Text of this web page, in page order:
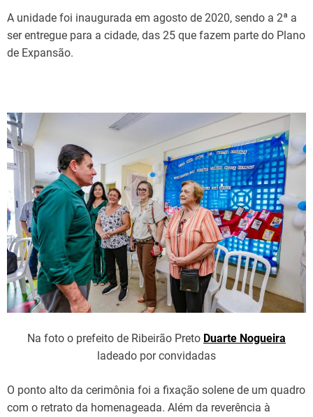
A unidade foi inaugurada em agosto de 2020, sendo a 2ª a
ser entregue para a cidade, das 25 que fazem parte do Plano
de Expansão.
Na foto o prefeito de Ribeirão Preto Duarte Nogueira
ladeado por convidadas
O ponto alto da cerimônia foi a fixação solene de um quadro
com o retrato da homenageada. Além da reverência à